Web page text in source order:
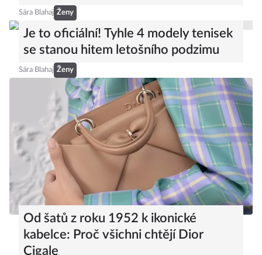
Sára Blahaj Ženy
Je to oficiální! Tyhle 4 modely tenisek
se stanou hitem letošního podzimu
Sára Blahaj Ženy
Od šatů z roku 1952 k ikonické
kabelce: Proč všichni chtějí Dior
Cigale